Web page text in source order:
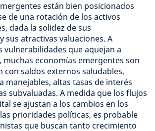
están bien posicionados
de una rotación de los activos
dada la solidez de sus
sus atractivas valuaciones. A
vulnerabilidades que aquejan a
muchas economías emergentes son
con saldos externos saludables,
manejables, altas tasas de interés
subvaluadas. A medida que los flujos
se ajustan a los cambios en los
prioridades políticas, es probable
que buscan tanto crecimiento